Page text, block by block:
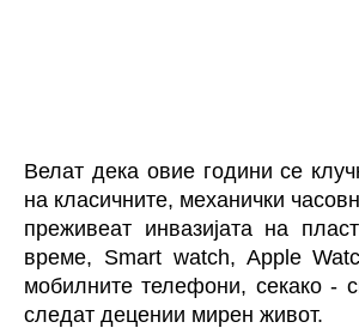
Велат дека овие години се
на класичните, механички
преживеат инвазијата на
време, Smart watch, Apple
мобилните телефони, секако -
следат децении мирен живот.